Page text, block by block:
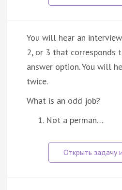
You will hear an
2, or 3 that corresponds
answer option. You will
twice.
What is an odd job?
Not a perman…